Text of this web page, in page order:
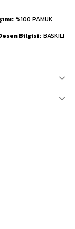
%100 PAMUK
Bilgisi BASKILI